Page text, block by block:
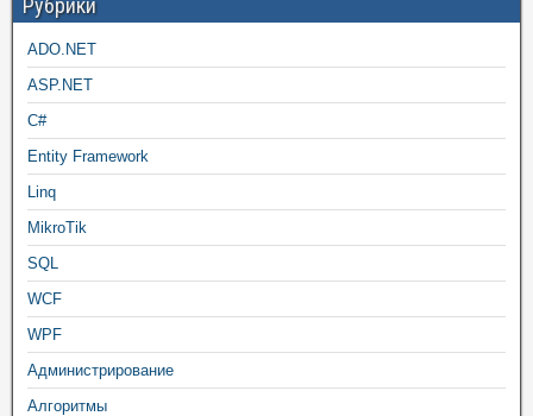
Рубрики
ADO.NET
ASP.NET
C#
Entity Framework
Linq
MikroTik
SQL
WCF
WPF
Администрирование
Алгоритмы